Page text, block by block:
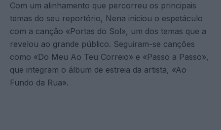
Com um alinhamento que percorreu os principais
temas do seu reportório, Nena iniciou o espetáculo
com a canção «Portas do Sol», um dos temas que a
revelou ao grande público. Seguiram-se canções
como «Do Meu Ao Teu Correio» e «Passo a Passo»,
que integram o álbum de estreia da artista, «Ao
Fundo da Rua».